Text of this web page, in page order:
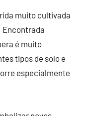
muito cultivada
Encontrada
é muito
tipos de solo e
especialmente